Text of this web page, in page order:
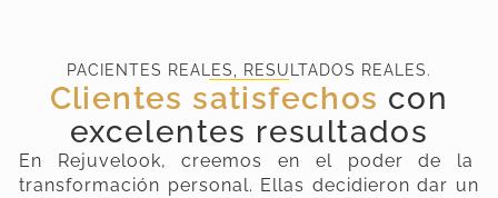
PACIENTES REALES, RESULTADOS REALES.
Clientes satisfechos con
excelentes resultados
En Rejuvelook, creemos en el poder de la
transformación personal. Ellas decidieron dar un